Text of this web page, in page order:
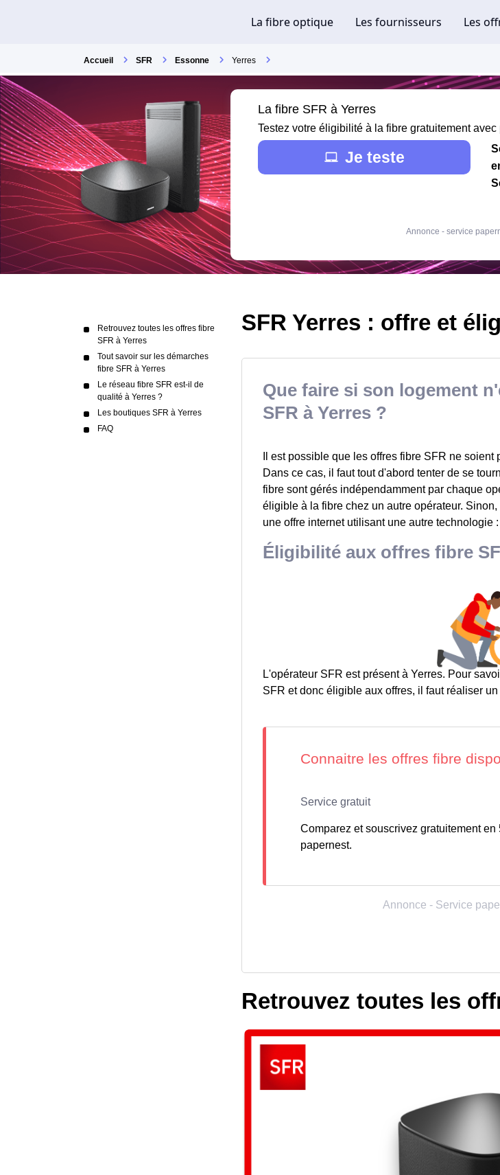
Accueil SFR Essonne Yerres
La fibre SFR à Yerres
Testez votre éligibilité à la fibre gratuitement avec
Je teste
Annonce - service
Retrouvez toutes les offres fibre
SFR à Yerres
Tout savoir sur les démarches
fibre SFR à Yerres
Le réseau fibre SFR est-il de
qualité à Yerres ?
Les boutiques SFR à Yerres
FAQ
SFR Yerres : offre et
Que faire si son logement
SFR à Yerres ?
Il est possible que les offres fibre SFR ne
Dans ce cas, il faut tout d'abord tenter de se
fibre sont gérés indépendamment par chaque
éligible à la fibre chez un autre opérateur.
une offre internet utilisant une autre technologie
Éligibilité aux offres fibre
L'opérateur SFR est présent à Yerres. Pour
SFR et donc éligible aux offres, il faut réaliser
Comparez et souscrivez gratuitement
papernest.
Retrouvez toutes les